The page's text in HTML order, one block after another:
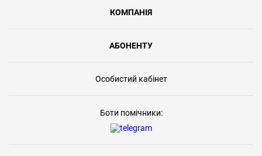
КОМПАНІЯ
АБОНЕНТУ
Особистий кабінет
Боти помічники: